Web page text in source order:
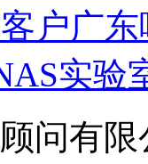
户广
实验
问有限